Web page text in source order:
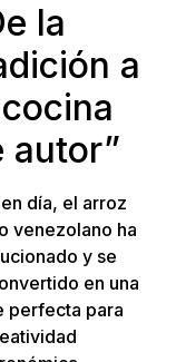
la
a
autor”
día, el arroz
venezolano ha
y se
en una
perfecta para